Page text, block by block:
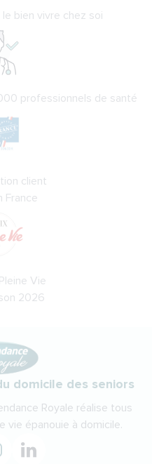
bien vivre chez soi
professionnels de santé
client
France
Vie
2026
domicile des seniors
Royale réalise tous
vie épanouie à domicile.